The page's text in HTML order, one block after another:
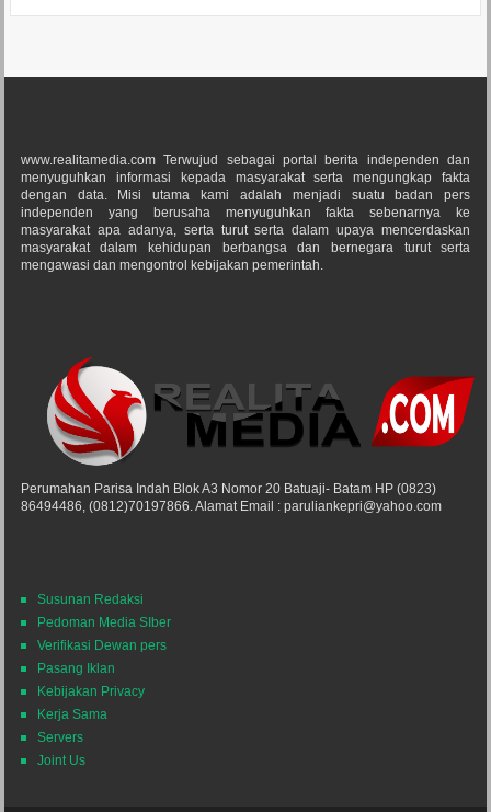
www.realitamedia.com Terwujud sebagai portal berita independen dan
menyuguhkan informasi kepada masyarakat serta mengungkap fakta
dengan data. Misi utama kami adalah menjadi suatu badan pers
independen yang berusaha menyuguhkan fakta sebenarnya ke
masyarakat apa adanya, serta turut serta dalam upaya mencerdaskan
masyarakat dalam kehidupan berbangsa dan bernegara turut serta
mengawasi dan mengontrol kebijakan pemerintah.
Perumahan Parisa Indah Blok A3 Nomor 20 Batuaji- Batam HP (0823)
86494486, (0812)70197866. Alamat Email : paruliankepri@yahoo.com
Susunan Redaksi
Pedoman Media SIber
Verifikasi Dewan pers
Pasang Iklan
Kebijakan Privacy
Kerja Sama
Servers
Joint Us